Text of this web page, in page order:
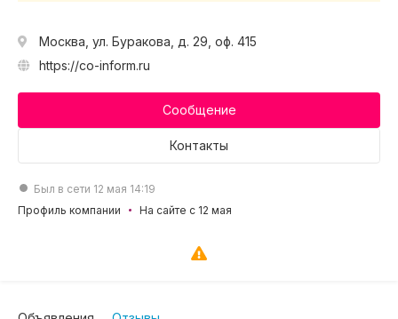
Москва, ул. Буракова, д. 29, оф. 415
https://co-inform.ru
Сообщение
Контакты
Был в сети 12 мая 14:19
Профиль компании
На сайте с 12 мая